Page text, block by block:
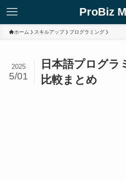
ProBiz
ホーム スキルアップ プログラミング
日本語プログラ
比較まとめ
2025
5/01